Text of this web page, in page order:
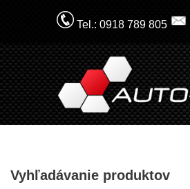
na
obsah
Tel.: 0918 789 805
Vyhľadávanie produktov